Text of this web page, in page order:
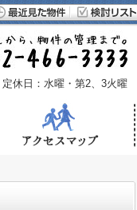
定休日：水曜・第2、3火曜